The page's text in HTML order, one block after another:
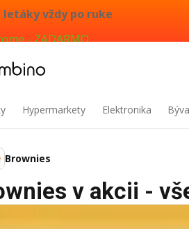
vždy po ruke
- ZADARMO
Hypermarkety Elektronika
Brownies
v akcii -